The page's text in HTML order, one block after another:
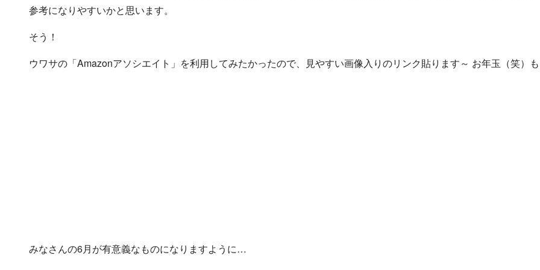
参考になりやすいかと思います。
そう！
ウワサの「Amazonアソシエイト」を利用してみたかったので、見やすい画像入りのリンク貼ります～ お年玉（笑）
みなさんの6月が有意義なものになりますように…